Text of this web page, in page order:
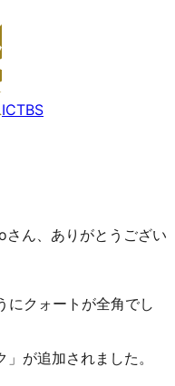
ICTBS
ん、ありがとうござい
にクォートが全角でし
が追加されました。